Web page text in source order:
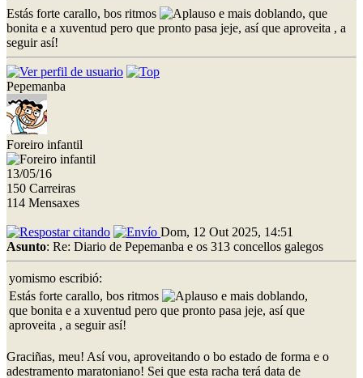
Estás forte carallo, bos ritmos
e mais doblando, que
bonita e a xuventud pero que pronto pasa jeje, así que aproveita , a
seguir así!
Pepemanba
Foreiro infantil
13/05/16
150 Carreiras
114 Mensaxes
Dom, 12 Out 2025, 14:51
Asunto: Re: Diario de Pepemanba e os 313 concellos galegos
yomismo escribió:
Estás forte carallo, bos ritmos
e mais doblando,
que bonita e a xuventud pero que pronto pasa jeje, así que
aproveita , a seguir así!
Graciñas, meu! Así vou, aproveitando o bo estado de forma e o
adestramento maratoniano! Sei que esta racha terá data de